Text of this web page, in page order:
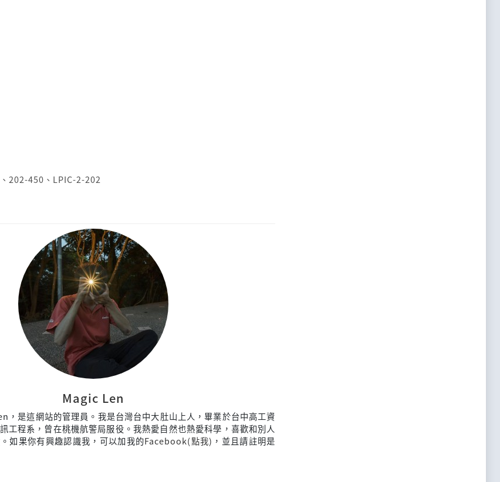
、 202-450 、 LPIC-2-202
Magic Len
，是這網站的管理員。我是台灣台中大肚山上人，畢業於台中高工資
工程系，曾在桃機航警局服役。我熱愛自然也熱愛科學，喜歡和別人
如果你有興趣認識我，可以加我的Facebook(點我) ，並且請註明是